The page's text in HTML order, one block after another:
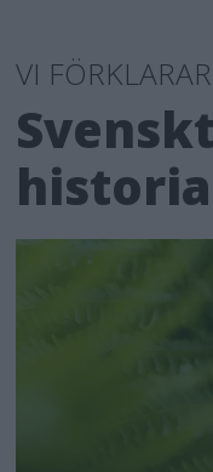
VI FÖRKLARAR
historia